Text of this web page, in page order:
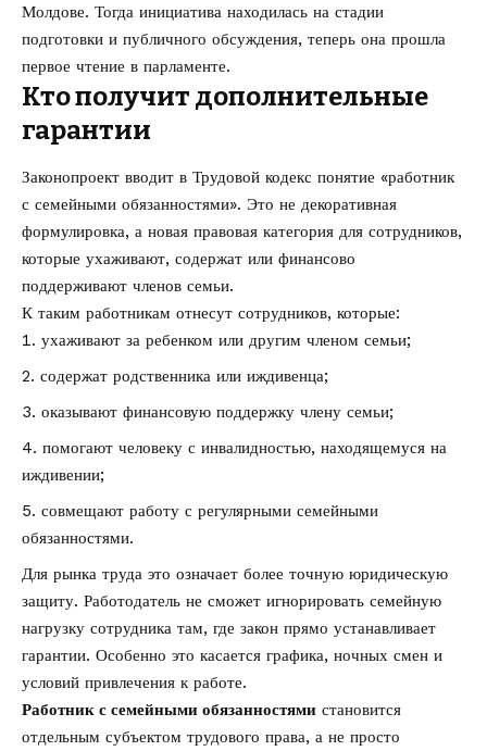
Молдове. Тогда инициатива находилась на стадии
подготовки и публичного обсуждения, теперь она прошла
первое чтение в парламенте.
Кто получит дополнительные
гарантии
Законопроект вводит в Трудовой кодекс понятие «работник
с семейными обязанностями». Это не декоративная
формулировка, а новая правовая категория для сотрудников,
которые ухаживают, содержат или финансово
поддерживают членов семьи.
К таким работникам отнесут сотрудников, которые:
ухаживают за ребенком или другим членом семьи;
содержат родственника или иждивенца;
оказывают финансовую поддержку члену семьи;
помогают человеку с инвалидностью, находящемуся на
иждивении;
совмещают работу с регулярными семейными
обязанностями.
Для рынка труда это означает более точную юридическую
защиту. Работодатель не сможет игнорировать семейную
нагрузку сотрудника там, где закон прямо устанавливает
гарантии. Особенно это касается графика, ночных смен и
условий привлечения к работе.
Работник с семейными обязанностями становится
отдельным субъектом трудового права, а не просто